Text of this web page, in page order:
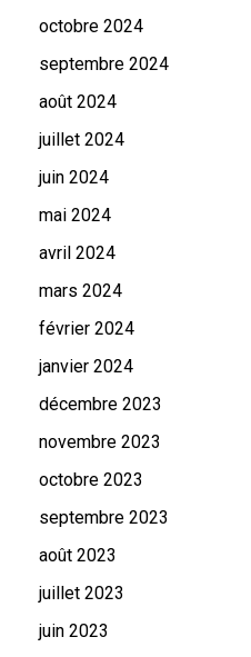
octobre 2024
septembre 2024
août 2024
juillet 2024
juin 2024
mai 2024
avril 2024
mars 2024
février 2024
janvier 2024
décembre 2023
novembre 2023
octobre 2023
septembre 2023
août 2023
juillet 2023
juin 2023